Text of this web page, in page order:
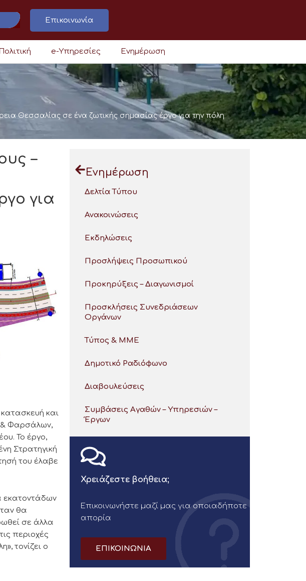
Επικοινωνία
e-Υπηρεσίες Ενημέρωση
Θεσσαλίας σε ένα ζωτικής σημασίας έργο για την πόλη
–
για
και
& Φαρσάλων,
Το έργο,
Στρατηγική
του έλαβε
εκατοντάδων
θα
σε άλλα
περιοχές
τονίζει ο
Ενημέρωση
Δελτία Τύπου
Ανακοινώσεις
Εκδηλώσεις
Προσλήψεις Προσωπικού
Προκηρύξεις – Διαγωνισμοί
Προσκλήσεις Συνεδριάσεων
Οργάνων
Τύπος & ΜΜΕ
Δημοτικό Ραδιόφωνο
Διαβουλεύσεις
Συμβάσεις Αγαθών – Υπηρεσιών –
Έργων
Χρειάζεστε βοήθεια;
Επικοινωνήστε μαζί μας για οποιαδήποτε
απορία
ΕΠΙΚΟΙΝΩΝΙΑ